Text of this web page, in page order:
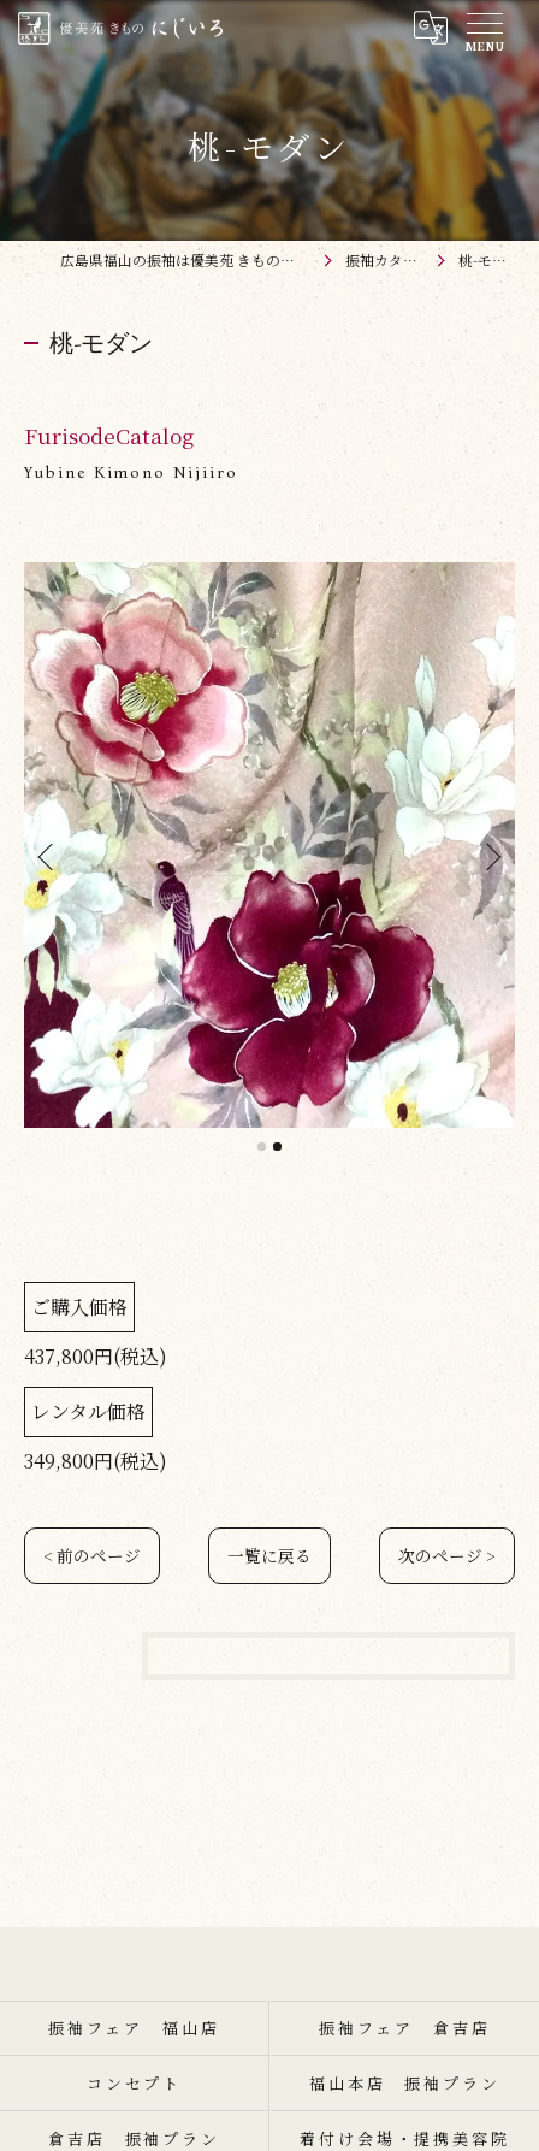
桃-モダン
広島県福山の振袖は優美苑 きものにじいろ 振袖カタログ 桃-モダン
桃-モダン
FurisodeCatalog
Yubine Kimono Nijiiro
ご購入価格
437,800円(税込)
レンタル価格
349,800円(税込)
< 前のページ 一覧に戻る 次のページ >
振袖フェア 福山店 振袖フェア 倉吉店
コンセプト 福山本店 振袖プラン
倉吉店 振袖プラン 着付け会場・提携美容院